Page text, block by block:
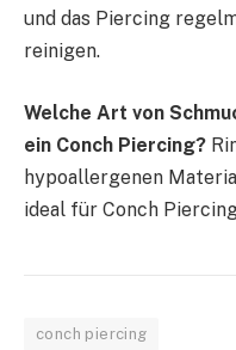
und das Piercing
reinigen.
Welche Art von
ein Conch Piercing?
hypoallergenen
ideal für Conch
conch piercing